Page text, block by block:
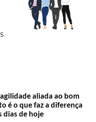
aliada ao bom
é o que faz a diferença
dias de hoje